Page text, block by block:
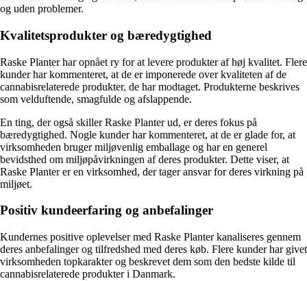
og uden problemer.
Kvalitetsprodukter og bæredygtighed
Raske Planter har opnået ry for at levere produkter af høj kvalitet. Flere
kunder har kommenteret, at de er imponerede over kvaliteten af de
cannabisrelaterede produkter, de har modtaget. Produkterne beskrives
som velduftende, smagfulde og afslappende.
En ting, der også skiller Raske Planter ud, er deres fokus på
bæredygtighed. Nogle kunder har kommenteret, at de er glade for, at
virksomheden bruger miljøvenlig emballage og har en generel
bevidsthed om miljøpåvirkningen af deres produkter. Dette viser, at
Raske Planter er en virksomhed, der tager ansvar for deres virkning på
miljøet.
Positiv kundeerfaring og anbefalinger
Kundernes positive oplevelser med Raske Planter kanaliseres gennem
deres anbefalinger og tilfredshed med deres køb. Flere kunder har givet
virksomheden topkarakter og beskrevet dem som den bedste kilde til
cannabisrelaterede produkter i Danmark.